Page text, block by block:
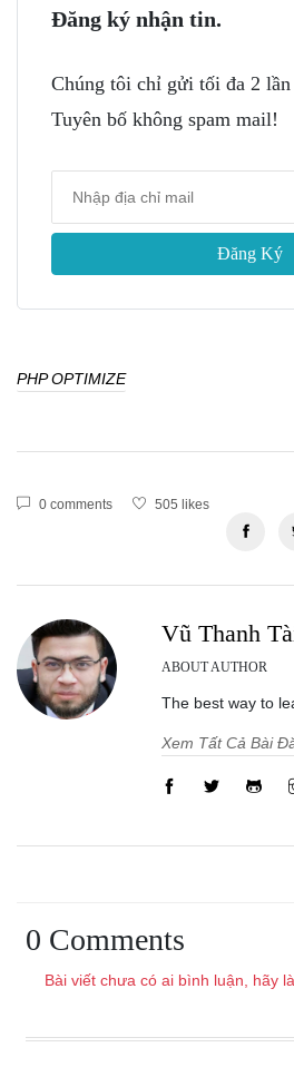
Đăng ký nhận tin.
Chúng tôi chỉ gửi tối đa 2 lần
Tuyên bố không spam mail!
Đăng Ký
PHP OPTIMIZE
0 comments 505 likes
Vũ Thanh
ABOUT AUTHOR
The best way to
Xem Tất Cả Bài
0 Comments
Bài viết chưa có ai bình luận, hãy